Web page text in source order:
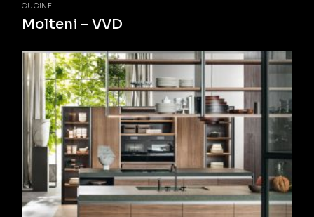
CUCINE
Molteni – VVD